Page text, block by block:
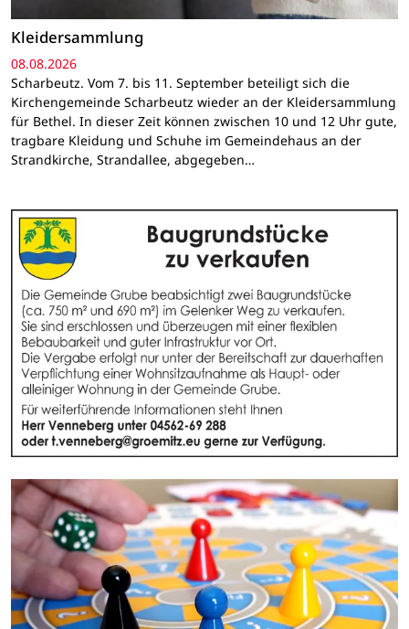
Kleidersammlung
08.08.2026
Scharbeutz. Vom 7. bis 11. September beteiligt sich die
Kirchengemeinde Scharbeutz wieder an der Kleidersammlung
für Bethel. In dieser Zeit können zwischen 10 und 12 Uhr gute,
tragbare Kleidung und Schuhe im Gemeindehaus an der
Strandkirche, Strandallee, abgegeben…